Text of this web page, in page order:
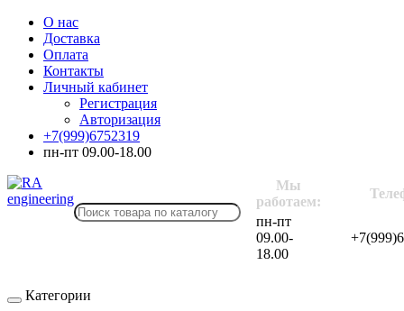
О нас
Доставка
Оплата
Контакты
Личный кабинет
Регистрация
Авторизация
+7(999)6752319
пн-пт 09.00-18.00
Мы
работаем:
пн-пт
09.00-
18.00
Категории